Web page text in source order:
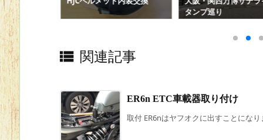
タンプ巡り
 関連記事
ER6n ETC車載器取り付け
取付 ER6nはヤフオクに出すことにな